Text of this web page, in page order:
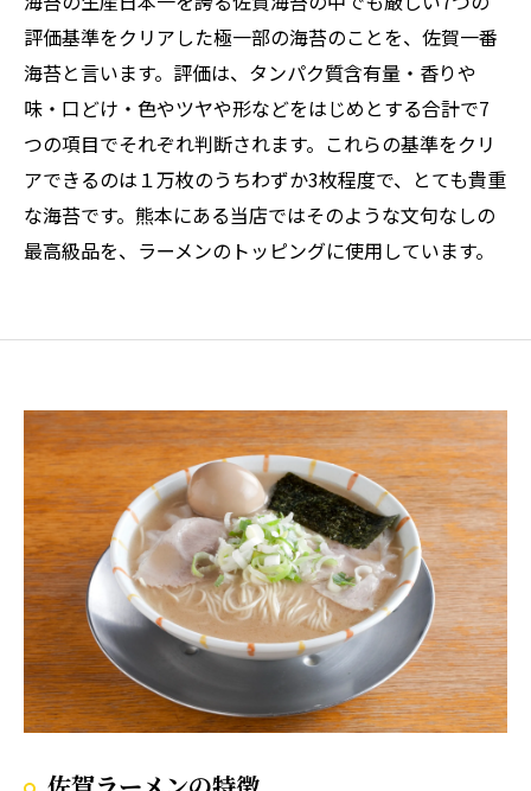
評価基準をクリアした極一部の海苔のことを、佐賀一番
海苔と言います。評価は、タンパク質含有量・香りや
味・口どけ・色やツヤや形などをはじめとする合計で7
つの項目でそれぞれ判断されます。これらの基準をクリ
アできるのは１万枚のうちわずか3枚程度で、とても貴重
な海苔です。熊本にある当店ではそのような文句なしの
最高級品を、ラーメンのトッピングに使用しています。